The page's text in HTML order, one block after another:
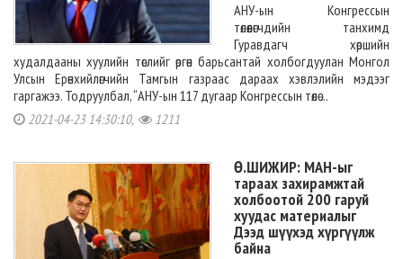
АНУ-ын Конгрессын
төлөөлөгчдийн танхимд
Гуравдагч хөршийн
худалдааны хуулийн төслийг өргөн барьсантай холбогдуулан Монгол
Улсын Ерөнхийлөгчийн Тамгын газраас дараах хэвлэлийн мэдээг
гаргажээ. Тодруулбал, “АНУ-ын 117 дугаар Конгрессын төлө ...
2021-04-23 14:30:10, 1211
Ө.ШИЖИР: МАН-ыг
тараах захирамжтай
холбоотой 200 гаруй
хуудас материалыг
Дээд шүүхэд хүргүүлж
байна